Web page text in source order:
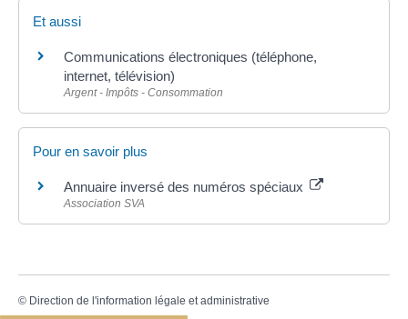
Et aussi
Communications électroniques (téléphone,
internet, télévision)
Argent - Impôts - Consommation
Pour en savoir plus
Annuaire inversé des numéros spéciaux
Association SVA
© Direction de l'information légale et administrative